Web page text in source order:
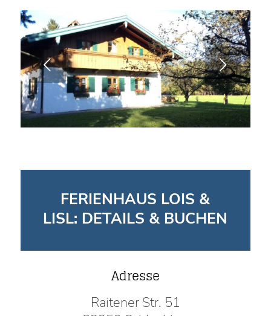
Weiter
FERIENHAUS LOIS &
LISL: DETAILS & BUCHEN
Adresse
Raitener Str. 51